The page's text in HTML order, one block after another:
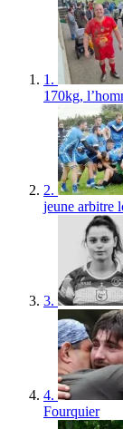
1.
170kg,
2.
jeune arbitre
3.
4.
Fourquier